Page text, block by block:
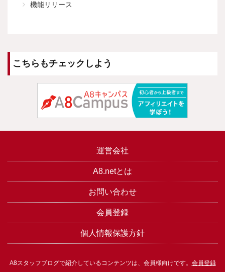
機能リリース
こちらもチェックしよう
運営会社
A8.netとは
お問い合わせ
会員登録
個人情報保護方針
A8スタッフブログで紹介しているコンテンツは、会員様向けです。 会員登録